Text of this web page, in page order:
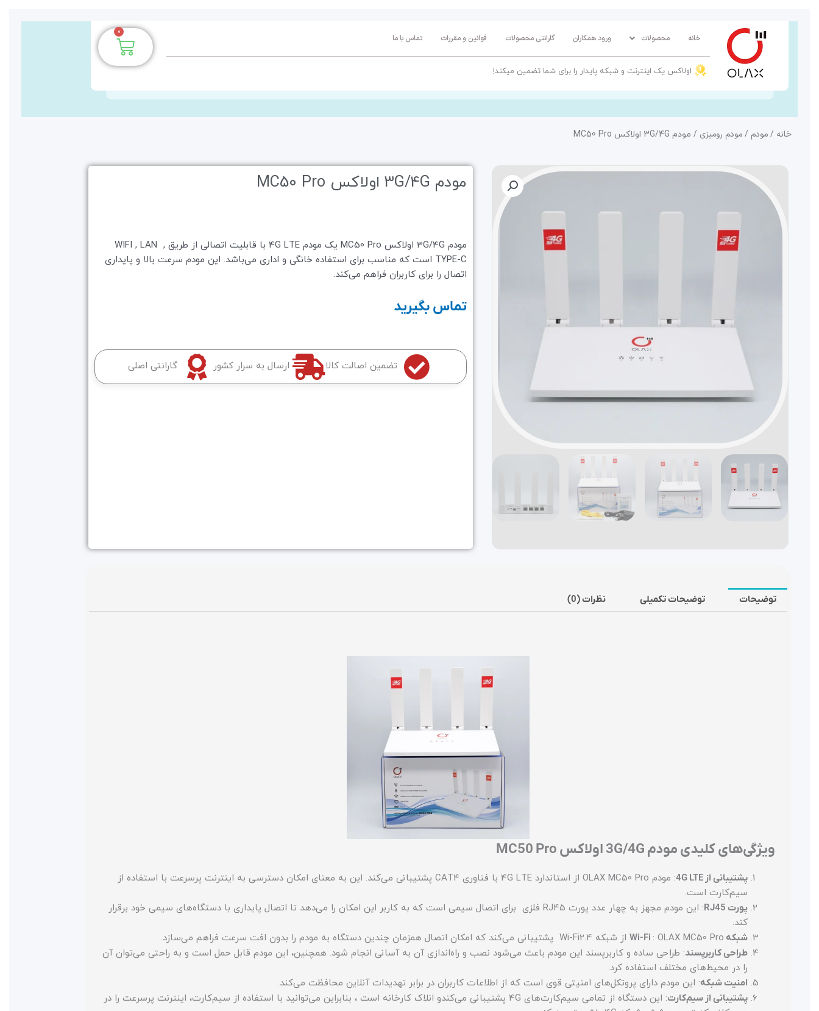
خانه محصولات ورود همکاران گارانتی محصولات قوانین و مقررات تماس با ما
اولاکس یک اینترنت و شبکه پایدار را برای شما تضمین میکند!
0
سبد
خرید
خانه / مودم / مودم رومیزی / مودم 3G/4G اولاکس MC50 Pro
مودم 3G/4G اولاکس MC50 Pro
مودم 3G/4G اولاکس MC50 Pro یک مودم 4G LTE با قابلیت اتصالی از طریق WIFI , LAN ,
TYPE-C است که مناسب برای استفاده خانگی و اداری می‌باشد. این مودم سرعت بالا و پایداری
اتصال را برای کاربران فراهم می‌کند.
تماس بگیرید
تضمین اصالت کالا ارسال به سرار کشور گارانتی اصلی
توضیحات توضیحات تکمیلی نظرات (0)
ویژگی‌های کلیدی مودم 3G/4G اولاکس MC50 Pro
پشتیبانی از 4G LTE
: مودم OLAX MC50 Pro از استاندارد 4G LTE با فناوری CAT4 پشتیبانی می‌کند. این به معنای امکان دسترسی به اینترنت پرسرعت با استفاده از
سیم‌کارت است.
پورت RJ45
: این مودم مجهز به چهار عدد پورت RJ45 فلزی برای اتصال سیمی است که به کاربر این امکان را می‌دهد تا اتصال پایداری با دستگاه‌های سیمی خود برقرار
کند.
شبکه Wi-Fi : OLAX MC50 Pro از شبکه Wi-Fi2.4 پشتیبانی می‌کند که امکان اتصال همزمان چندین دستگاه به مودم را بدون افت سرعت فراهم می‌سازد.
طراحی کاربرپسند: طراحی ساده و کاربرپسند این مودم باعث می‌شود نصب و راه‌اندازی آن به آسانی انجام شود. همچنین، این مودم قابل حمل است و به راحتی می‌توان آن
را در محیط‌های مختلف استفاده کرد.
امنیت شبکه: این مودم دارای پروتکل‌های امنیتی قوی است که از اطلاعات کاربران در برابر تهدیدات آنلاین محافظت می‌کند.
پشتیبانی از سیم‌کارت
: این دستگاه از تمامی سیم‌کارت‌های 4G پشتیبانی می‌کندو انلاک کارخانه است ، بنابراین می‌توانید با استفاده از سیم‌کارت، اینترنت پرسرعت را در